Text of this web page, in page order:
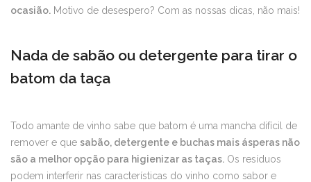
ocasião. Motivo de desespero? Com as nossas dicas, não mais!
Nada de sabão ou detergente para tirar o
batom da taça
Todo amante de vinho sabe que batom é uma mancha difícil de
remover e que sabão, detergente e buchas mais ásperas não
são a melhor opção para higienizar as taças. Os resíduos
podem interferir nas características do vinho como sabor e